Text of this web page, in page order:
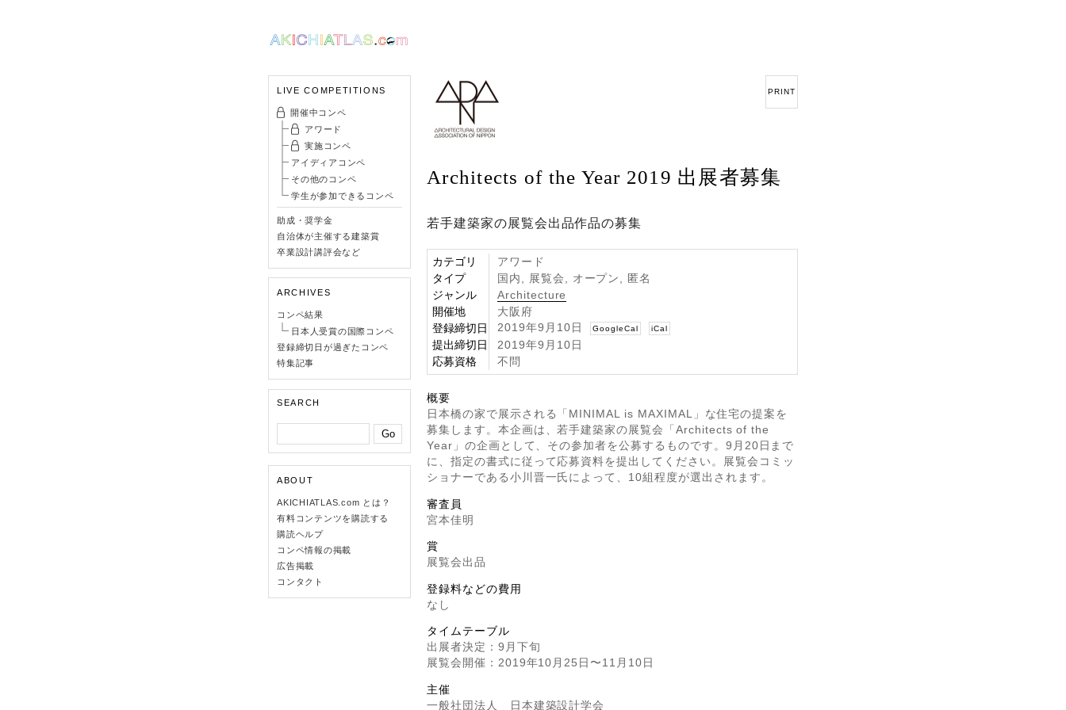
LIVE COMPETITIONS
開催中コンペ
アワード
実施コンペ
アイディアコンペ
その他のコンペ
学生が参加できるコンペ
助成・奨学金
自治体が主催する建築賞
卒業設計講評会など
ARCHIVES
コンペ結果
日本人受賞の国際コンペ
登録締切日が過ぎたコンペ
特集記事
SEARCH
ABOUT
AKICHIATLAS.com とは？
有料コンテンツを購読する
購読ヘルプ
コンペ情報の掲載
広告掲載
コンタクト
PRINT
Architects of the Year 2019 出展者募集
若手建築家の展覧会出品作品の募集
カテゴリ
アワード
タイプ
国内, 展覧会, オープン, 匿名
ジャンル
Architecture
開催地
大阪府
登録締切日
2019年9月10日 GoogleCal iCal
提出締切日
2019年9月10日
応募資格
不問
概要
日本橋の家で展示される「MINIMAL is MAXIMAL」な住宅の提案を
募集します。本企画は、若手建築家の展覧会「Architects of the
Year」の企画として、その参加者を公募するものです。9月20日まで
に、指定の書式に従って応募資料を提出してください。展覧会コミッ
ショナーである小川晋一氏によって、10組程度が選出されます。
審査員
宮本佳明
賞
展覧会出品
登録料などの費用
なし
タイムテーブル
出展者決定：9月下旬
展覧会開催：2019年10月25日〜11月10日
主催
一般社団法人 日本建築設計学会